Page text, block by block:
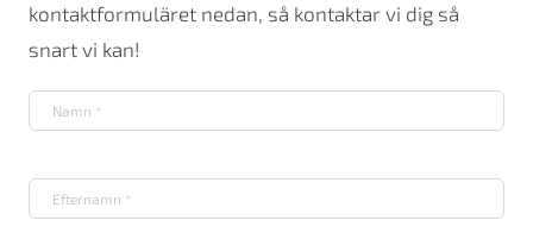
kontaktformuläret nedan, så kontaktar vi dig så
snart vi kan!